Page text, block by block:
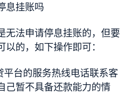
息挂账吗
无法申请停息挂账的，但要
的，如下操作即可：
平台的服务热线电话联系客
己暂不具备还款能力的情